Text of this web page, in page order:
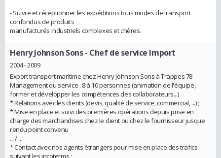
- Suivre et réceptionner les expéditions tous modes de transport
confondus de produits
manufacturés industriels complexes et chères.
Henry Johnson Sons- Chef de service Import
2004 - 2009
Export transport maritime chez Henry Johnson Sons à Trappes 78
Management du service : 8 à 10 personnes (animation de l'équipe,
former et développer les compétences des collaborateurs...)
* Relations avec les clients (devis, qualité de service, commercial, ...) ;
* Mise en place et suivi des premières opérations depuis prise en
charge des marchandises chez le client ou chez le fournisseur jusque
rendu point convenu
... / ...
* Contact avec nos agents étrangers pour mise en place des trafics
suivant les incoterms ;